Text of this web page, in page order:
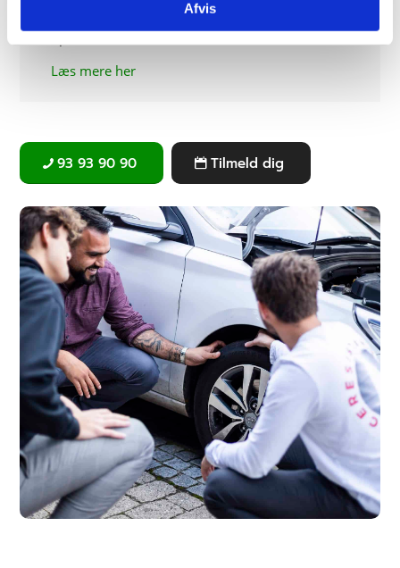
Afvis
holdstart for at se, hvornår næste hold starter
op.
Læs mere her
93 93 90 90 Tilmeld dig